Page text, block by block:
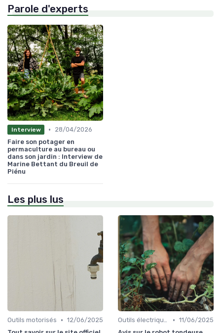
Parole d'experts
Interview •
28/04/2026
Faire son potager en
permaculture au bureau ou
dans son jardin : Interview de
Marine Bettant du Breuil de
Piénu
Les plus lus
Outils motorisés • 12/06/2025
Outils électriques • 11/06/2025